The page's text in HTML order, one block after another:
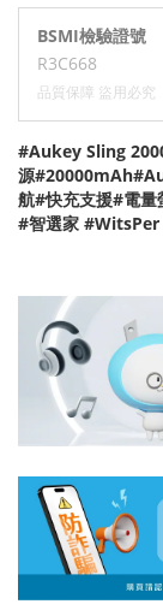
BSMI檢驗證號
R3C668
品質保障 盜用必究
#Aukey Sling
源
航#快充支援#電
#智選家 #WitsPer